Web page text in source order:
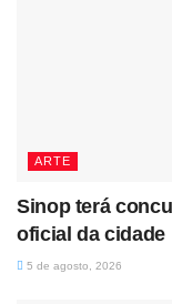
ARTE
Sinop terá
oficial da cidade
5 de agosto, 2026